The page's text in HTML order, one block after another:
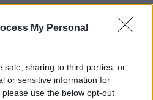
My Personal
sale, sharing to third parties, or
or sensitive information for
use the below opt-out
Τα νέα της ημέρας
και στο Instagram